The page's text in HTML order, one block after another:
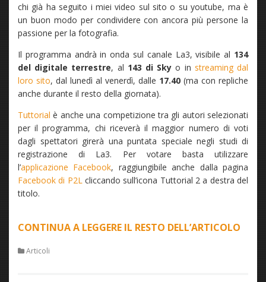
chi già ha seguito i miei video sul sito o su youtube, ma è
un buon modo per condividere con ancora più persone la
passione per la fotografia.
Il programma andrà in onda sul canale La3, visibile al 134
del digitale terrestre, al 143 di Sky o in streaming dal
loro sito, dal lunedì al venerdì, dalle 17.40 (ma con repliche
anche durante il resto della giornata).
Tuttorial è anche una competizione tra gli autori selezionati
per il programma, chi riceverà il maggior numero di voti
dagli spettatori girerà una puntata speciale negli studi di
registrazione di La3. Per votare basta utilizzare
l’applicazione Facebook, raggiungibile anche dalla pagina
Facebook di P2L cliccando sull’icona Tuttorial 2 a destra del
titolo.
CONTINUA A LEGGERE IL RESTO DELL’ARTICOLO
Articoli